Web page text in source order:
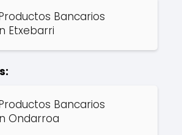
Bancarios
Etxebarri
Bancarios
Ondarroa